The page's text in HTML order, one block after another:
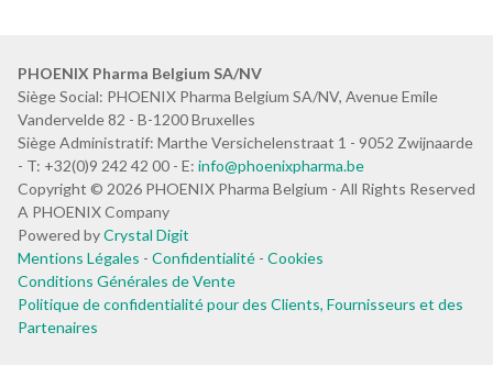
PHOENIX Pharma Belgium SA/NV
Siège Social: PHOENIX Pharma Belgium SA/NV, Avenue Emile
Vandervelde 82 - B-1200 Bruxelles
Siège Administratif: Marthe Versichelenstraat 1 - 9052 Zwijnaarde
- T: +32(0)9 242 42 00 - E: info@phoenixpharma.be
Copyright © 2026 PHOENIX Pharma Belgium - All Rights Reserved
A PHOENIX Company
Powered byCrystal Digit
Mentions Légales - Confidentialité - Cookies
Conditions Générales de Vente
Politique de confidentialité pour des Clients, Fournisseurs et des
Partenaires